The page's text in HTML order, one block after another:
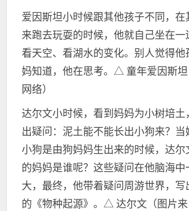
爱因斯坦小时候跟其他孩子不同，
来跑去玩耍的时候，他就自己坐在一
看天空、看湖水的变化。别人觉得他
妈知道，他在思考。△ 童年爱因斯
网络）
达尔文小时候，看到妈妈为小树培土
出疑问：泥土能不能长出小狗来？当
小狗是由狗妈妈生出来的时候，达
的妈妈是谁呢？这些疑问在他脑海中
大，最终，他带着疑问周游世界，写
的《物种起源》。△ 达尔文（图片来